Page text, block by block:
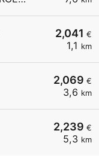
2,041 €
1,1 km
2,069 €
3,6 km
2,239 €
5,3 km